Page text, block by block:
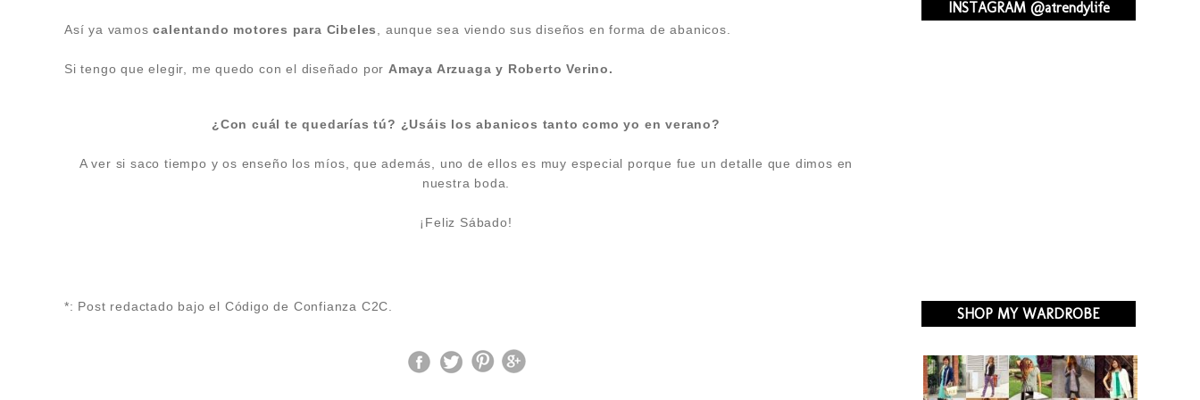
Así ya vamoscalentando motores para Cibeles, aunque sea viendo sus diseños en forma de abanicos.
Si tengo que elegir, me quedo con el diseñado por Amaya Arzuaga y Roberto Verino.
¿Con cuál te quedarías tú? ¿Usáis los abanicos tanto como yo en verano?
A ver si saco tiempo y os enseño los míos, que además, uno de ellos es muy especial porque fue un detalle que dimos en
nuestra boda.
¡Feliz Sábado!
*: Post redactado bajo el Código de Confianza C2C.
INSTAGRAM @atrendylife
SHOP MY WARDROBE